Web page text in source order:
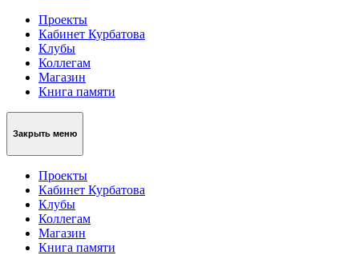
Проекты
Кабинет Курбатова
Клубы
Коллегам
Магазин
Книга памяти
Закрыть меню
Проекты
Кабинет Курбатова
Клубы
Коллегам
Магазин
Книга памяти